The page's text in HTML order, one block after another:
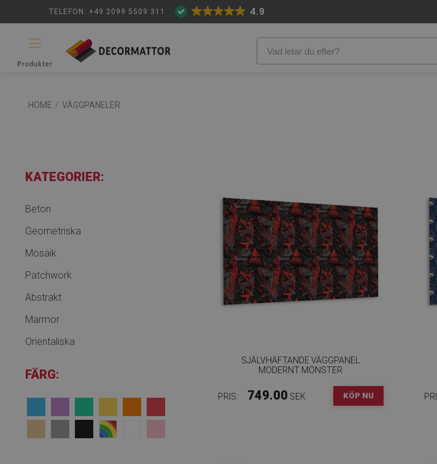
TELEFON: +49 2099 5509 311 4.9
Produkter
HOME / VÄGGPANELER
KATEGORIER:
Beton
Geometriska
Mosaik
Patchwork
Abstrakt
Marmor
Orientaliska
FÄRG:
SJÄLVHÄFTANDE VÄGGPANEL
MODERNT MÖNSTER
PRIS: 749.00 SEK KÖP NU